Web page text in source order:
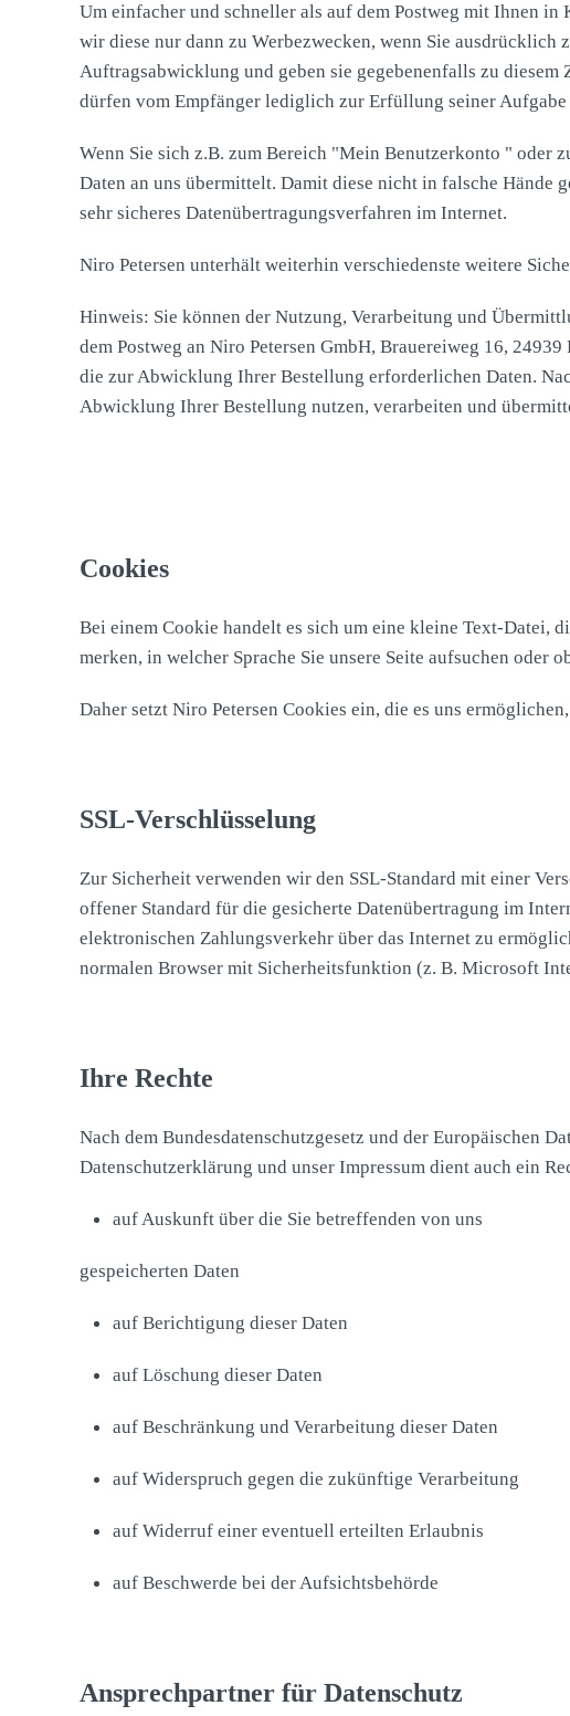
Um einfacher und schneller als auf dem Postweg mit Ihnen
wir diese nur dann zu Werbezwecken, wenn Sie
Auftragsabwicklung und geben sie gegebenenfalls zu
dürfen vom Empfänger lediglich zur Erfüllung seiner
Wenn Sie sich z.B. zum Bereich "Mein Benutzerkonto " oder
Daten an uns übermittelt. Damit diese nicht in falsche Hände
sehr sicheres Datenübertragungsverfahren im Internet.
Niro Petersen unterhält weiterhin verschiedenste weitere
Hinweis: Sie können der Nutzung, Verarbeitung und
dem Postweg an Niro Petersen GmbH, Brauereiweg 16,
die zur Abwicklung Ihrer Bestellung erforderlichen Daten.
Abwicklung Ihrer Bestellung nutzen, verarbeiten und
Cookies
Bei einem Cookie handelt es sich um eine kleine Text-Datei,
merken, in welcher Sprache Sie unsere Seite aufsuchen oder
Daher setzt Niro Petersen Cookies ein, die es uns
SSL-Verschlüsselung
Zur Sicherheit verwenden wir den SSL-Standard mit einer
offener Standard für die gesicherte Datenübertragung im
elektronischen Zahlungsverkehr über das Internet zu
normalen Browser mit Sicherheitsfunktion (z. B. Microsoft
Ihre Rechte
Nach dem Bundesdatenschutzgesetz und der Europäischen
Datenschutzerklärung und unser Impressum dient auch ein
auf Auskunft über die Sie betreffenden von uns
gespeicherten Daten
auf Berichtigung dieser Daten
auf Löschung dieser Daten
auf Beschränkung und Verarbeitung dieser Daten
auf Widerspruch gegen die zukünftige Verarbeitung
auf Widerruf einer eventuell erteilten Erlaubnis
auf Beschwerde bei der Aufsichtsbehörde
Ansprechpartner für Datenschutz